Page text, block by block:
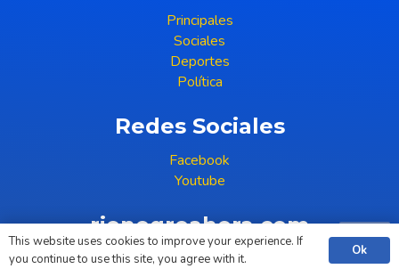
Principales
Sociales
Deportes
Política
Redes Sociales
Facebook
Youtube
rionegroahora.com
(+598) 99 396 386
This website uses cookies to improve your experience. If
you continue to use this site, you agree with it.
Ok